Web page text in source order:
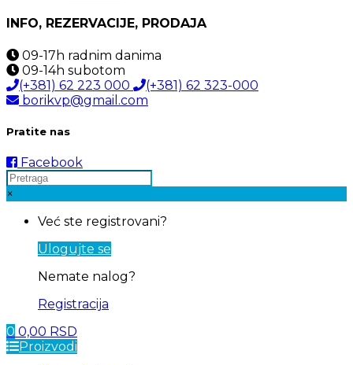
INFO, REZERVACIJE, PRODAJA
09-17h radnim danima
09-14h subotom
(+381) 62 223 000
(+381) 62 323-000
borikvp@gmail.com
Pratite nas
Facebook
×
Već ste registrovani?
Ulogujte se
Nemate nalog?
Registracija
0 0,00 RSD
Proizvodi